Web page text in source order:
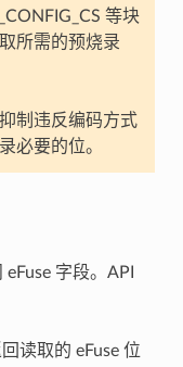
等块
所需的预烧录
制违反编码方式
必要的位。
字段。API
读取的 eFuse 位